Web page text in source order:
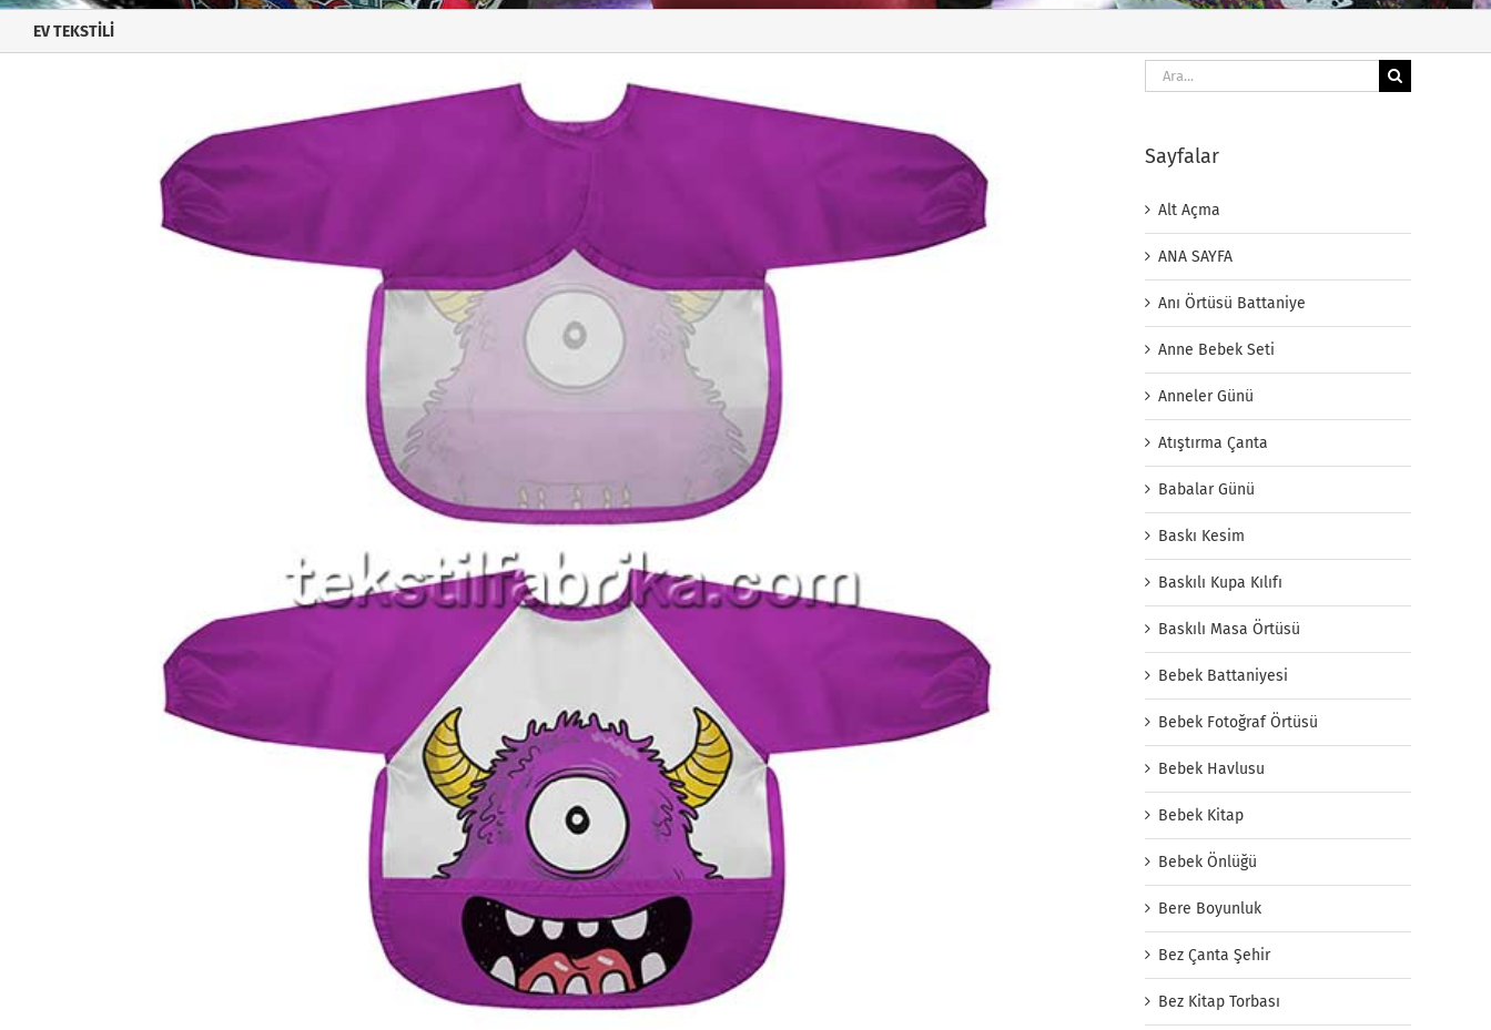
EV TEKSTİLİ
Ara:
Sayfalar
Alt Açma
ANA SAYFA
Anı Örtüsü Battaniye
Anne Bebek Seti
Anneler Günü
Atıştırma Çanta
Babalar Günü
Baskı Kesim
Baskılı Kupa Kılıfı
Baskılı Masa Örtüsü
Bebek Battaniyesi
Bebek Fotoğraf Örtüsü
Bebek Havlusu
Bebek Kitap
Bebek Önlüğü
Bere Boyunluk
Bez Çanta Şehir
Bez Kitap Torbası